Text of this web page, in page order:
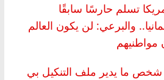
أمريكا تسلم حارسًا سابقًا
والبرعي: لن يكون العالم
مواطنيهم
شخص ما يدير ملف التنكيل بي